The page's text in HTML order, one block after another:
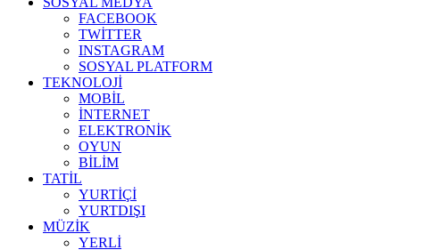
FACEBOOK
TWİTTER
INSTAGRAM
SOSYAL PLATFORM
TEKNOLOJİ
MOBİL
İNTERNET
ELEKTRONİK
OYUN
BİLİM
TATİL
YURTİÇİ
YURTDIŞI
MÜZİK
YERLİ